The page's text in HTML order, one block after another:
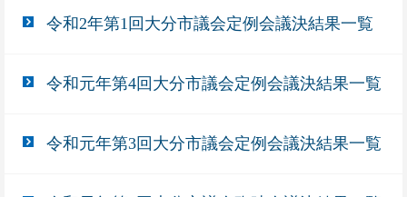
令和2年第1回大分市議会定例会議決結果一覧
令和元年第4回大分市議会定例会議決結果一覧
令和元年第3回大分市議会定例会議決結果一覧